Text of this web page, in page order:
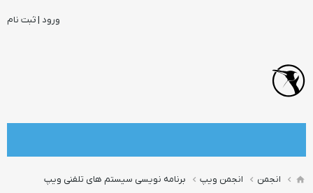
ورود | ثبت نام
انجمن انجمن ویپ برنامه نویسی سیستم های تلفنی ویپ